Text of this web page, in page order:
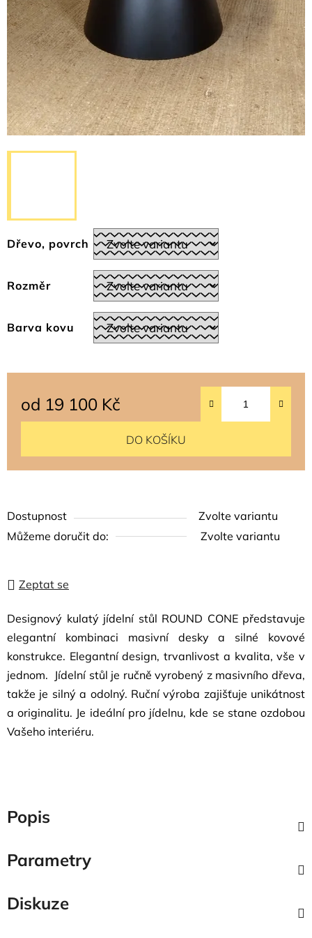
Designový kulatý jídelní stůl ROUND CONE představuje
elegantní kombinaci masivní desky a silné kovové
konstrukce. Elegantní design, trvanlivost a kvalita, vše v
jednom. Jídelní stůl je ručně vyrobený z masivního dřeva,
takže je silný a odolný. Ruční výroba zajišťuje unikátnost
a originalitu. Je ideální pro jídelnu, kde se stane ozdobou
Vašeho interiéru.
Dřevo, povrch
Rozměr
Barva kovu
Dostupnost
Zvolte variantu
Můžeme doručit do:
Zvolte variantu
od 19 100 Kč
DO KOŠÍKU
Zeptat se
Popis
Parametry
Diskuze